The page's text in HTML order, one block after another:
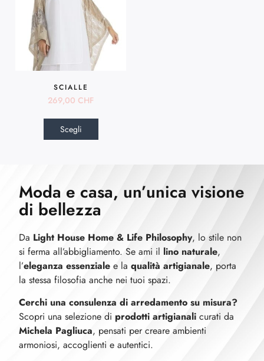
SCIALLE
269,00 CHF
Scegli
Moda e casa, un’unica visione
di bellezza
Da Light House Home & Life Philosophy, lo stile non
si ferma all’abbigliamento. Se ami il lino naturale,
l’eleganza essenziale e la qualità artigianale, porta
la stessa filosofia anche nei tuoi spazi.
Cerchi una consulenza di arredamento su misura?
Scopri una selezione di prodotti artigianali curati da
Michela Pagliuca, pensati per creare ambienti
armoniosi, accoglienti e autentici.